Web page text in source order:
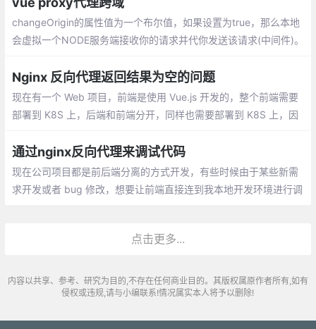
changeOrigin的属性值为一个布尔值，如果设置为true，那么本地
会虚拟一个NODE服务端接收你的请求并代你发送该请求(中间件)。
转发出去。]
Nginx 反向代理返回结果为空的问题
现在有一个 Web 项目，前端是使用 Vue.js 开发的，整个前端需要
部署到 K8S 上，后端和前端分开，同样也需要部署到 K8S 上，因
到了一个问题：跨域访问问题。
通过nginx反向代理来调试代码
现在公司项目都是前后端分离的方式开发，有些时候由于某些新需
求开发或者 bug 修改，想要让前端直接连到我本地开发环境进行调
点击更多...
内容以共享、参考、研究为目的,不存在任何商业目的。其版权属原作者所有,如有
侵权或违规,请与小编联系!情况属实本人将予以删除!